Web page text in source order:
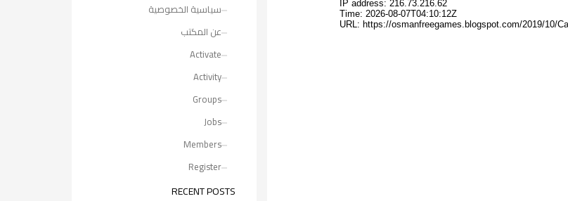
سياسية الخصوصية
عن المكتب
Activate
Activity
Groups
Jobs
Members
Register
RECENT POSTS